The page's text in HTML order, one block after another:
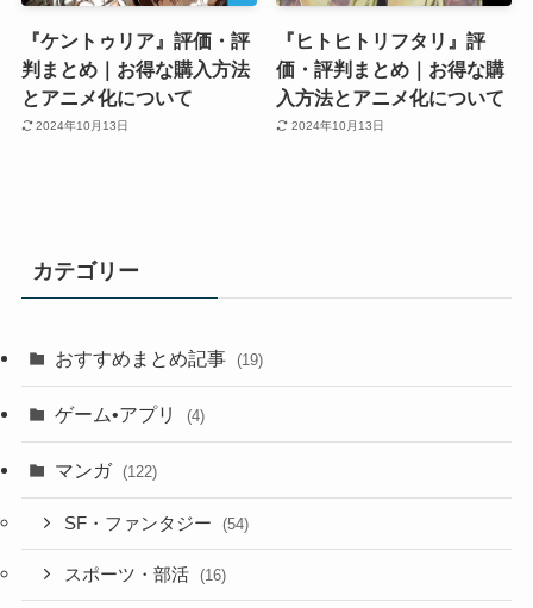
『ケントゥリア』評価・評
判まとめ｜お得な購入方法
とアニメ化について
2024年10月13日
『ヒトヒトリフタリ』評
価・評判まとめ｜お得な購
入方法とアニメ化について
2024年10月13日
カテゴリー
おすすめまとめ記事 (19)
ゲーム•アプリ (4)
マンガ (122)
SF・ファンタジー (54)
スポーツ・部活 (16)